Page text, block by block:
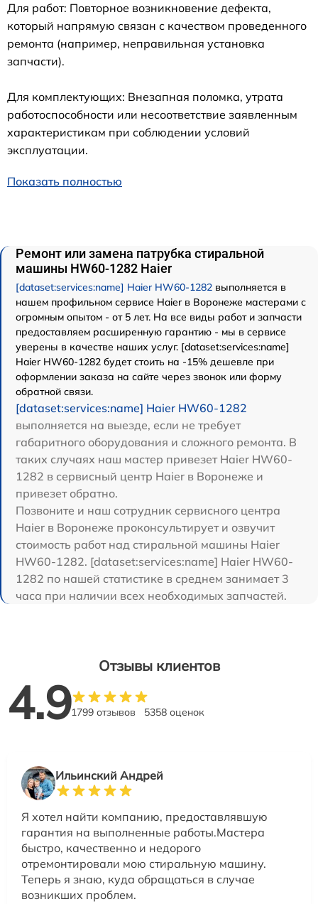
Для работ: Повторное возникновение дефекта,
который напрямую связан с качеством проведенного
ремонта (например, неправильная установка
запчасти).
Для комплектующих: Внезапная поломка, утрата
работоспособности или несоответствие заявленным
характеристикам при соблюдении условий
эксплуатации.
Показать полностью
Ремонт или замена патрубка стиральной
машины HW60-1282 Haier
[dataset:services:name] Haier HW60-1282 выполняется в
нашем профильном сервисе Haier в Воронеже мастерами с
огромным опытом - от 5 лет. На все виды работ и запчасти
предоставляем расширенную гарантию - мы в сервисе
уверены в качестве наших услуг. [dataset:services:name]
Haier HW60-1282 будет стоить на -15% дешевле при
оформлении заказа на сайте через звонок или форму
обратной связи.
[dataset:services:name] Haier HW60-1282
выполняется на выезде, если не требует
габаритного оборудования и сложного ремонта. В
таких случаях наш мастер привезет Haier HW60-
1282 в сервисный центр Haier в Воронеже и
привезет обратно.
Позвоните и наш сотрудник сервисного центра
Haier в Воронеже проконсультирует и озвучит
стоимость работ над стиральной машины Haier
HW60-1282. [dataset:services:name] Haier HW60-
1282 по нашей статистике в среднем занимает 3
часа при наличии всех необходимых запчастей.
Отзывы клиентов
4.91799 отзывов 5358 оценок
Ильинский Андрей
Я хотел найти компанию, предоставлявшую
гарантия на выполненные работы.Мастера
быстро, качественно и недорого
отремонтировали мою стиральную машину.
Теперь я знаю, куда обращаться в случае
возникших проблем.